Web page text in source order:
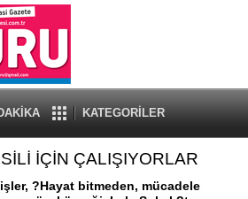
KATEGORİLER
İÇİN ÇALIŞIYORLAR
?Hayat bitmeden, mücadele